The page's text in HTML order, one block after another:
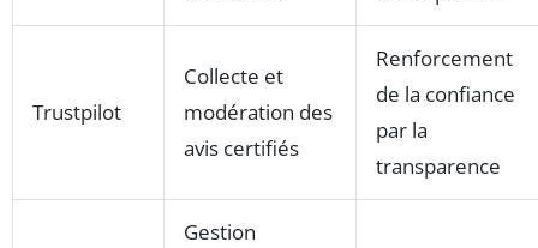
Trustpilot
Collecte et
modération des
avis certifiés
Renforcement
de la confiance
par la
transparence
Gestion